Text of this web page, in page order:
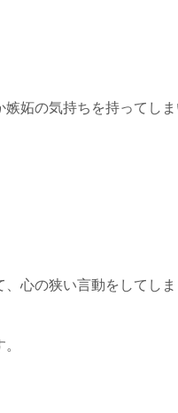
妬の気持ちを持ってしま
心の狭い言動をしてしま